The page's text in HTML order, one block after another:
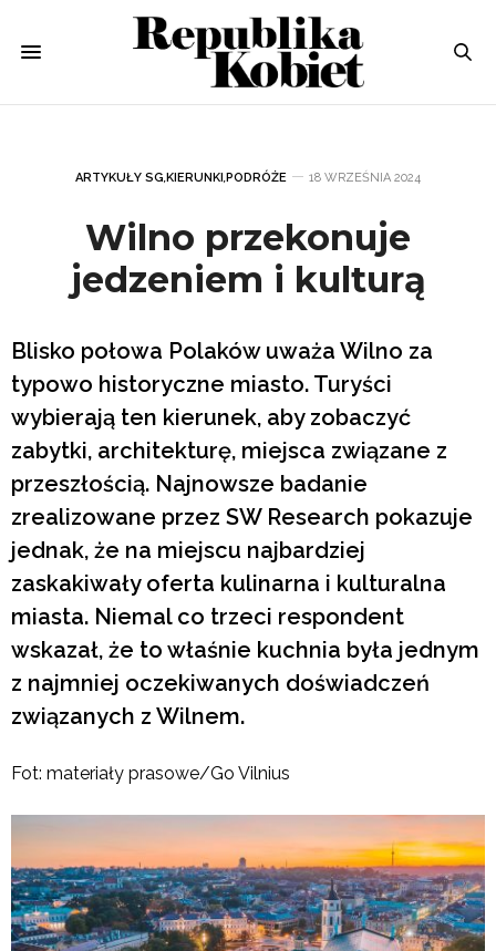
ARTYKUŁY SG,KIERUNKI,PODRÓŻE 18 WRZEŚNIA 2024
Wilno przekonuje
jedzeniem i kulturą
Blisko połowa Polaków uważa Wilno za
typowo historyczne miasto. Turyści
wybierają ten kierunek, aby zobaczyć
zabytki, architekturę, miejsca związane z
przeszłością. Najnowsze badanie
zrealizowane przez SW Research pokazuje
jednak, że na miejscu najbardziej
zaskakiwały oferta kulinarna i kulturalna
miasta. Niemal co trzeci respondent
wskazał, że to właśnie kuchnia była jednym
z najmniej oczekiwanych doświadczeń
związanych z Wilnem.
Fot: materiały prasowe/Go Vilnius